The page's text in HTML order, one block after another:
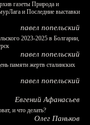
газеты Природа и
и Последние выставки
павел попельский
2023-2025 в Болгарии,
павел попельский
памяти жертв сталинских
павел попельский
Евгений Афанасьев
и что делать?
Олег Паньков